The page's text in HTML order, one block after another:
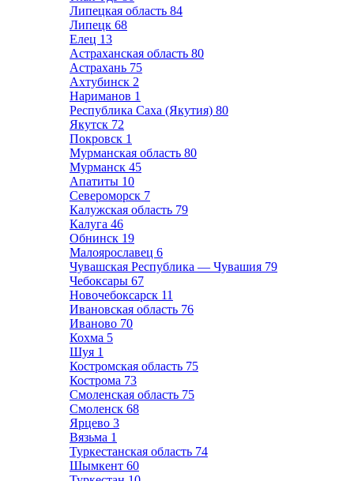
Липецкая область 84
Липецк 68
Елец 13
Астраханская область 80
Астрахань 75
Ахтубинск 2
Нариманов 1
Республика Саха (Якутия) 80
Якутск 72
Покровск 1
Мурманская область 80
Мурманск 45
Апатиты 10
Североморск 7
Калужская область 79
Калуга 46
Обнинск 19
Малоярославец 6
Чувашская Республика — Чувашия 79
Чебоксары 67
Новочебоксарск 11
Ивановская область 76
Иваново 70
Кохма 5
Шуя 1
Костромская область 75
Кострома 73
Смоленская область 75
Смоленск 68
Ярцево 3
Вязьма 1
Туркестанская область 74
Шымкент 60